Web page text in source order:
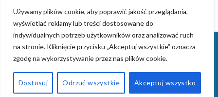
Używamy plików cookie, aby poprawić jakość przeglądania,
wyświetlać reklamy lub treści dostosowane do
indywidualnych potrzeb użytkowników oraz analizować ruch
na stronie. Kliknięcie przycisku „Akceptuj wszystkie” oznacza
zgodę na wykorzystywanie przez nas plików cookie.
Dostosuj Odrzuć wszystkie Akceptuj wszystko
TWORZENIE STRON INTERNETOWYCH (WORDPRESS)
ZROBIMY REKLAMĘ
WPROWADZANIE FIRM NA RYNKI ZAGRANICZNE
2026 ©AIDWAY